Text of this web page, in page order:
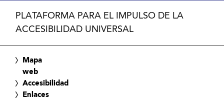
PLATAFORMA PARA EL IMPULSO DE LA
ACCESIBILIDAD UNIVERSAL
Mapa
web
Accesibilidad
Enlaces